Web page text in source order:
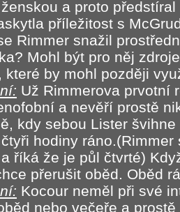
a proto
příležitost s
Rimmer snažil
Mohl být pro něj
které by mohl později
Už Rimmerova prvotní
a nevěří prostě
kdy sebou Lister
hodiny
říká že je půl čtvrté)
přerušit oběd. Oběd
Kocour neměl při své
nebo večeře a